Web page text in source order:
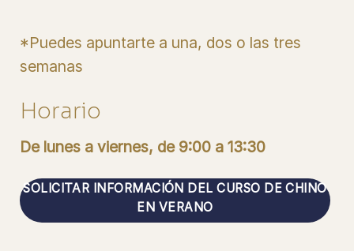
*Puedes apuntarte a una, dos o las tres
semanas
Horario
De lunes a viernes, de 9:00 a 13:30
SOLICITAR INFORMACIÓN DEL CURSO DE CHINO
EN VERANO